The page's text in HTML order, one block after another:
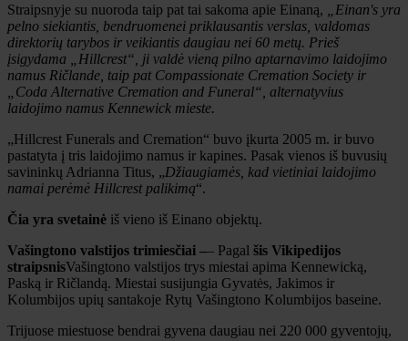
Straipsnyje su nuoroda taip pat tai sakoma apie Einaną,
„Einan's yra
pelno siekiantis, bendruomenei priklausantis verslas, valdomas
direktorių tarybos ir veikiantis daugiau nei 60 metų. Prieš
įsigydama „Hillcrest“, ji valdė vieną pilno aptarnavimo laidojimo
namus Ričlande, taip pat Compassionate Cremation Society ir
„Coda Alternative Cremation and Funeral“, alternatyvius
laidojimo namus Kennewick mieste.
„Hillcrest Funerals and Cremation“ buvo įkurta 2005 m. ir buvo
pastatyta į tris laidojimo namus ir kapines. Pasak vienos iš buvusių
savininkų Adrianna Titus, „Džiaugiamės, kad vietiniai laidojimo
namai perėmė Hillcrest palikimą“.
Čia yra svetainė iš vieno iš Einano objektų.
Vašingtono valstijos trimiesčiai –– Pagal šis Vikipedijos
straipsnisVašingtono valstijos trys miestai apima Kennewicką,
Paską ir Ričlandą. Miestai susijungia Gyvatės, Jakimos ir
Kolumbijos upių santakoje Rytų Vašingtono Kolumbijos baseine.
Trijuose miestuose bendrai gyvena daugiau nei 220 000 gyventojų,